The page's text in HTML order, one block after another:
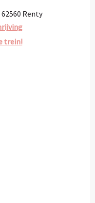
Renty
trein!